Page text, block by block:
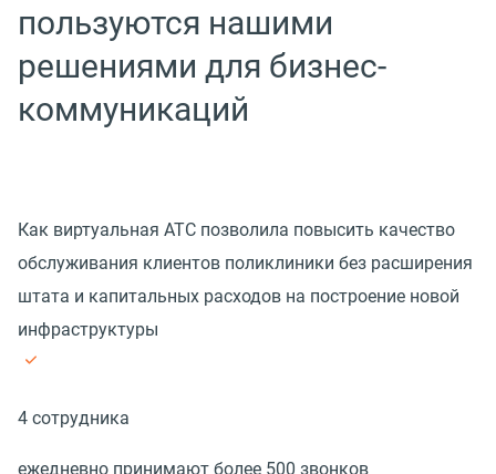
пользуются нашими
решениями для бизнес-
коммуникаций
Как виртуальная АТС позволила повысить качество
обслуживания клиентов поликлиники без расширения
штата и капитальных расходов на построение новой
инфраструктуры
4 сотрудника
ежедневно принимают более 500 звонков